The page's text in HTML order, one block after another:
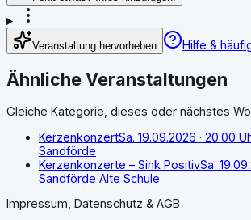
Veranstaltung hervorheben Hilfe &
Ähnliche Veranstaltungen
Gleiche Kategorie, dieses oder nächstes
KerzenkonzertSa. 19.09.2026 · 20:00
Sandförde
Kerzenkonzerte – Sink PositivSa.
Sandförde Alte Schule
Impressum, Datenschutz & AGB